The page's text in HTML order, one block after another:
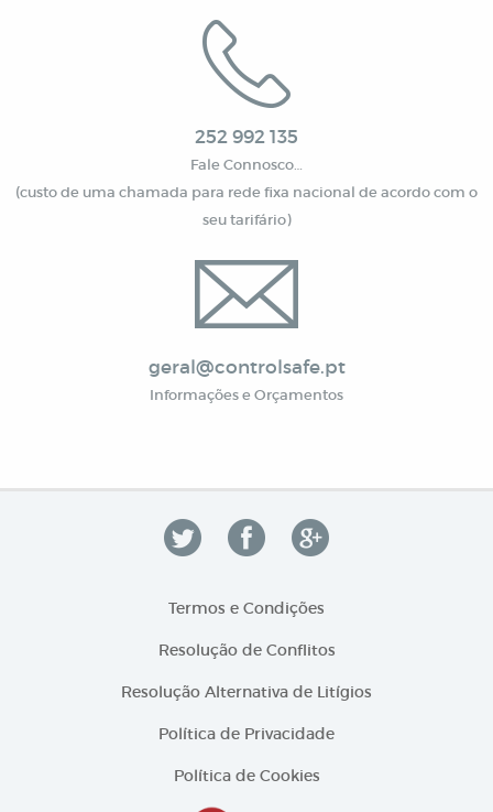
252 992 135
Fale Connosco…
(custo de uma chamada para rede fixa nacional de acordo com o
seu tarifário)
geral@controlsafe.pt
Informações e Orçamentos
Termos e Condições
Resolução de Conflitos
Resolução Alternativa de Litígios
Política de Privacidade
Política de Cookies